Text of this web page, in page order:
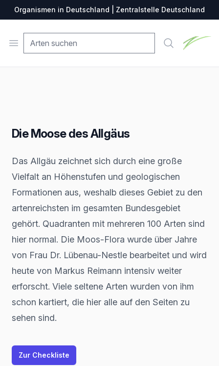
Organismen in Deutschland | Zentralstelle Deutschland
Open menu Suche
Die Moose des Allgäus
Das Allgäu zeichnet sich durch eine große
Vielfalt an Höhenstufen und geologischen
Formationen aus, weshalb dieses Gebiet zu den
artenreichsten im gesamten Bundesgebiet
gehört. Quadranten mit mehreren 100 Arten sind
hier normal. Die Moos-Flora wurde über Jahre
von Frau Dr. Lübenau-Nestle bearbeitet und wird
heute von Markus Reimann intensiv weiter
erforscht. Viele seltene Arten wurden von ihm
schon kartiert, die hier alle auf den Seiten zu
sehen sind.
Zur Checkliste